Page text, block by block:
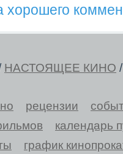
хорошего
НАСТОЯЩЕЕ КИНО
рецензии
календарь
график